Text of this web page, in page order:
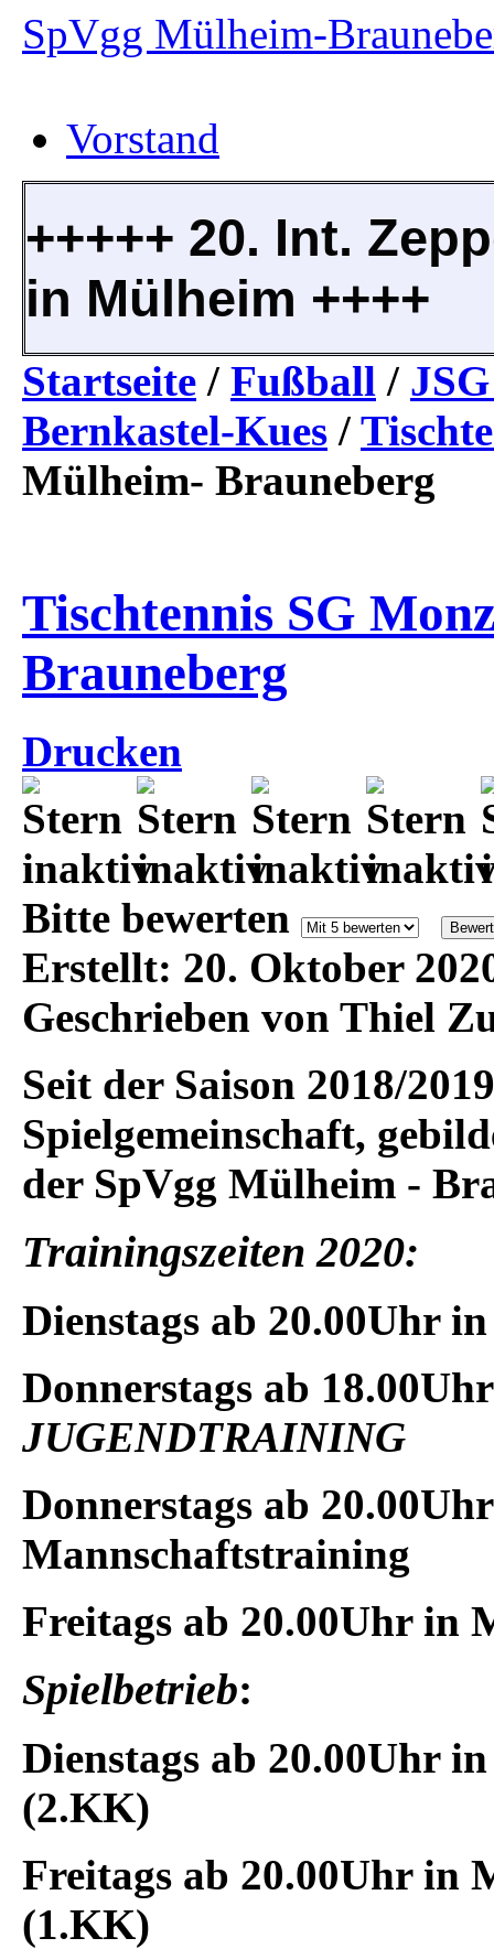
SpVgg Mülheim-
Vorstand
+++++ 20. Int.
in Mülheim ++++
Startseite / Fußball /
Bernkastel-Kues /
Mülheim- Brauneberg
Tischtennis SG
Brauneberg
Drucken
Bitte bewerten
Erstellt: 20. Oktober
Geschrieben von Thiel
Seit der Saison 2018/
Spielgemeinschaft,
der SpVgg Mülheim -
Trainingszeiten 2020:
Dienstags ab 20.00Uhr
Donnerstags ab
JUGENDTRAINING
Donnerstags ab
Mannschaftstraining
Freitags ab 20.00Uhr in
Spielbetrieb:
Dienstags ab 20.00Uhr
(2.KK)
Freitags ab 20.00Uhr in
(1.KK)